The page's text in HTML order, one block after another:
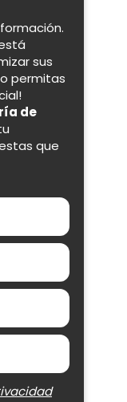
sus
permitas
de
que